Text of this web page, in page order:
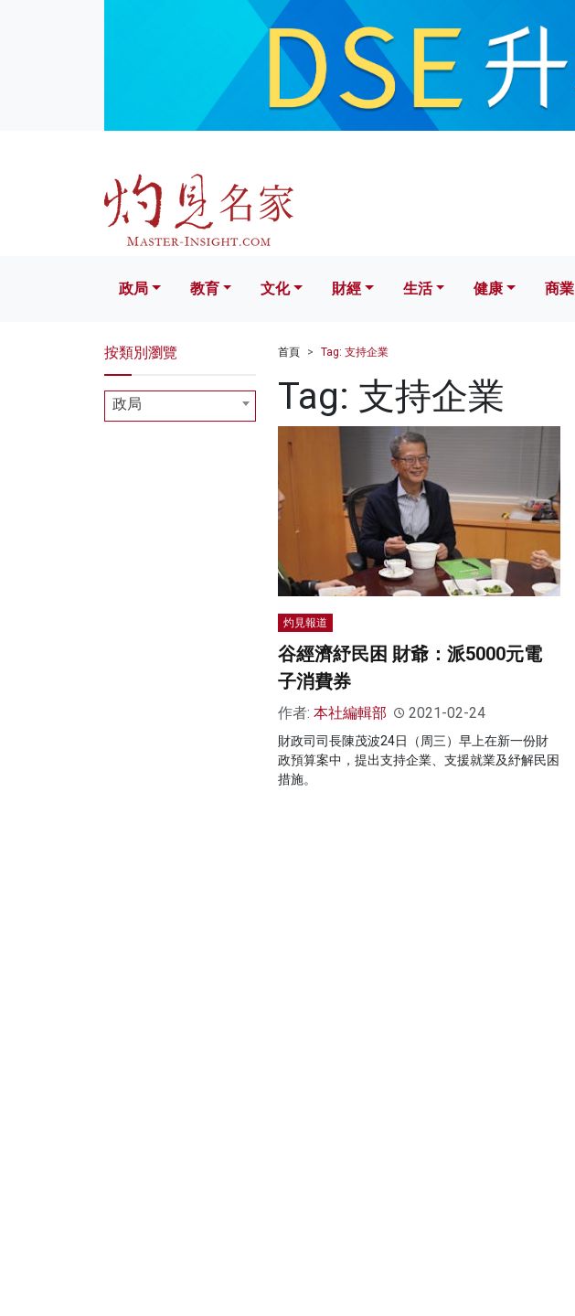
文化 財經 生活 健康
政局 教育 文化 財經 生活 健康 商業
首頁 Tag: 支持企業
Tag: 支持企業
灼見報道
谷經濟紓民困 財爺：派5000元電
子消費券
作者: 本社編輯部 2021-02-24
財政司司長陳茂波24日（周三）早上在新一份財
政預算案中，提出支持企業、支援就業及紓解民困
措施。
按類別瀏覽
政局